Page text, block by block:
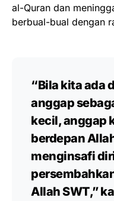
al-Quran dan
berbual-bual dengan
“Bila kita ada
anggap
kecil, anggap
berdepan
menginsafi
Allah SWT,”